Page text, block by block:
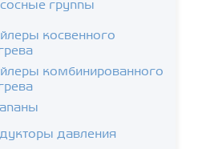
группы
косвенного
комбинированного
давления